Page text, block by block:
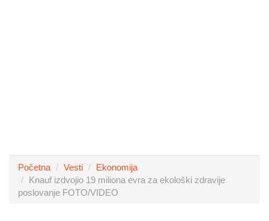
Početna Vesti
Ekonomija
Knauf izdvojio 19 miliona evra za ekološki zdravije
poslovanje FOTO/VIDEO